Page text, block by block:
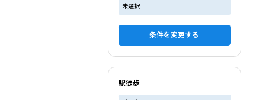
未選択
条件を変更する
駅徒歩